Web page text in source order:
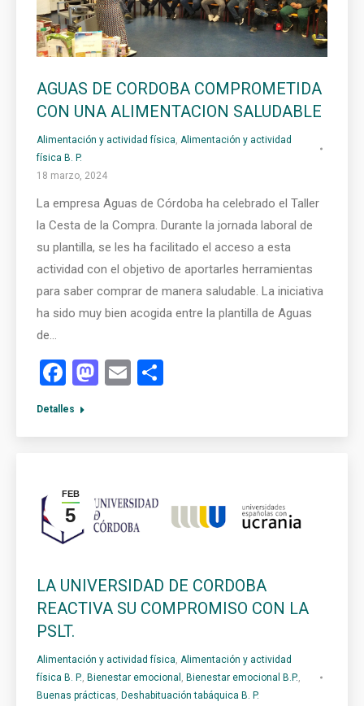
AGUAS DE CORDOBA COMPROMETIDA
CON UNA ALIMENTACION SALUDABLE
Alimentación y actividad física Alimentación y actividad
física B. P.
18 marzo, 2024
La empresa Aguas de Córdoba ha celebrado el Taller
la Cesta de la Compra. Durante la jornada laboral de
su plantilla, se les ha facilitado el acceso a esta
actividad con el objetivo de aportarles herramientas
para saber comprar de manera saludable. La iniciativa
ha sido muy bien acogida entre la plantilla de Aguas
de…
Facebook
Mastodon
Email
Detalles
FEB
5
LA UNIVERSIDAD DE CORDOBA
REACTIVA SU COMPROMISO CON LA
PSLT.
Alimentación y actividad física Alimentación y actividad
física B. P. Bienestar emocional Bienestar emocional B.P.
Buenas prácticas Deshabituación tabáquica B. P.